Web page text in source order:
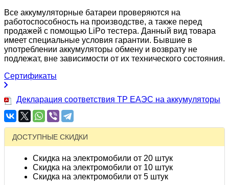
Все аккумуляторные батареи проверяются на
работоспособность на производстве, а также перед
продажей с помощью LiPo тестера. Данный вид товара
имеет специальные условия гарантии. Бывшие в
употреблении аккумуляторы обмену и возврату не
подлежат, вне зависимости от их технического состояния.
Сертификаты
Декларация соответствия ТР ЕАЭС на аккумуляторы
ДОСТУПНЫЕ СКИДКИ
Скидка на электромобили от 20 штук
Скидка на электромобили от 10 штук
Скидка на электромобили от 5 штук